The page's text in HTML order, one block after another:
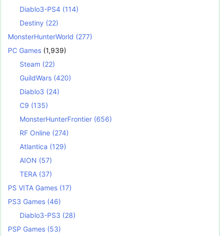
Diablo3-PS4 (114)
Destiny (22)
MonsterHunterWorld (277)
PC Games (1,939)
Steam (22)
GuildWars (420)
Diablo3 (24)
C9 (135)
MonsterHunterFrontier (656)
RF Online (274)
Atlantica (129)
AION (57)
TERA (37)
PS VITA Games (17)
PS3 Games (46)
Diablo3-PS3 (28)
PSP Games (53)